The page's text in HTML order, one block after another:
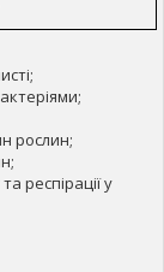
рослин;
респірації у